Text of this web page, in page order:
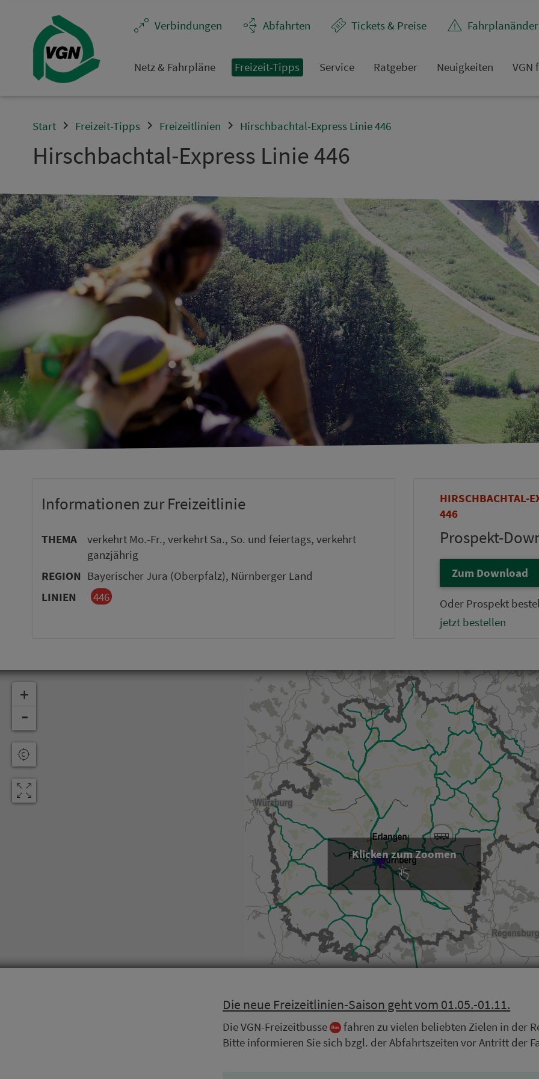
Ver­bin­dungen
Abfahrten Tickets & Preise
Netz & Fahrpläne Frei­zeit-Tipps Service Rat­ge­ber Neuigkeiten VGN
Start Freizeit-Tipps Freizeitlinien Hirschbachtal-Express Linie 446
Hirschbachtal-Express Linie 446
Informationen zur Freizeitlinie
THEMA
verkehrt Mo.-Fr., verkehrt Sa., So. und feiertags, verkehrt
ganzjährig
REGION Bayerischer Jura (Oberpfalz), Nürnberger Land
LINIEN
446
HIRSCHBACHTAL-
446
Prospekt-
Zum Download
Oder Prospekt
jetzt bestellen
+
-
Klicken zum Zoomen
Die neue Frei­zeit­li­ni­en-Saison geht vom 01.05.-01.11.
Die VGN-Frei­zeit­busse
fahren zu vielen beliebten Zielen in der
Bitte informieren Sie sich bzgl. der Ab­fahrts­zeiten vor Antritt der